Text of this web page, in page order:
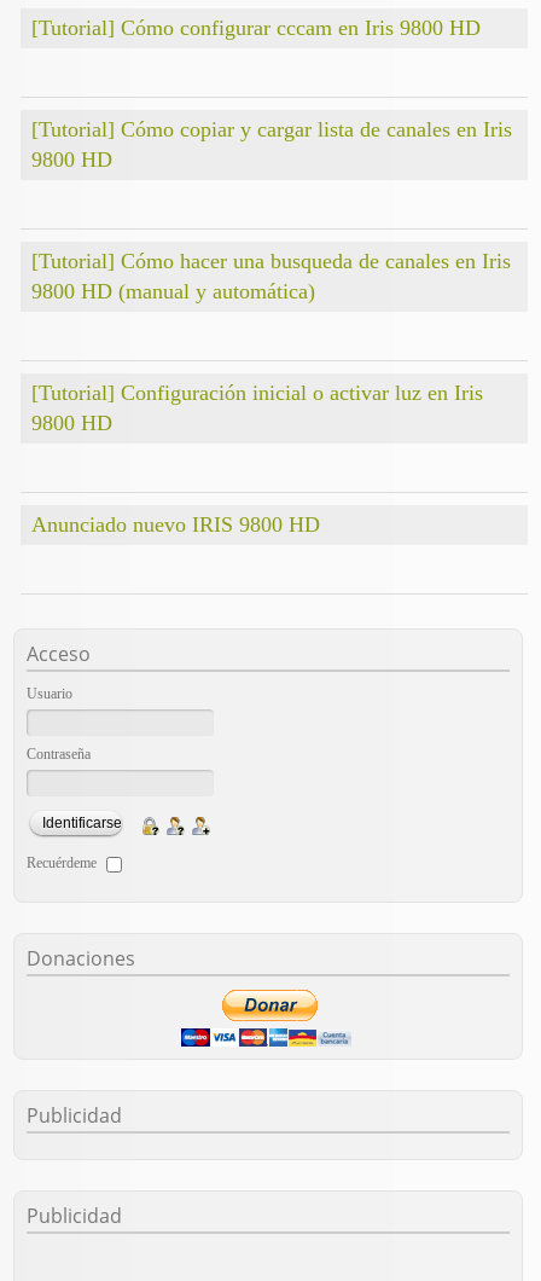
[Tutorial] Cómo configurar cccam en Iris 9800 HD
[Tutorial] Cómo copiar y cargar lista de canales en Iris
9800 HD
[Tutorial] Cómo hacer una busqueda de canales en Iris
9800 HD (manual y automática)
[Tutorial] Configuración inicial o activar luz en Iris
9800 HD
Anunciado nuevo IRIS 9800 HD
Acceso
Usuario
Contraseña
Recuérdeme
Donaciones
Publicidad
Publicidad